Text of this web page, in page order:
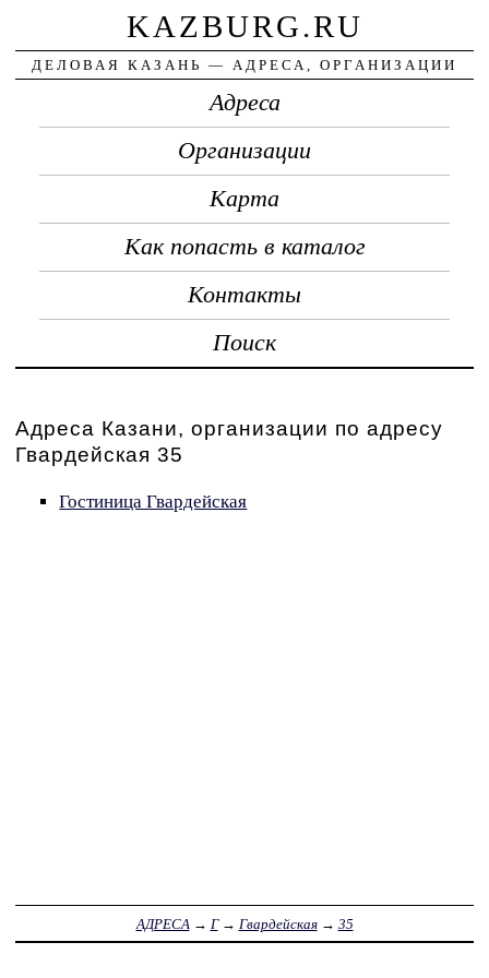
KAZBURG.RU
ДЕЛОВАЯ КАЗАНЬ — АДРЕСА, ОРГАНИЗАЦИИ
Адреса
Организации
Карта
Как попасть в каталог
Контакты
Поиск
Адреса Казани, организации по адресу
Гвардейская 35
Гостиница Гвардейская
АДРЕСА → Г→ Гвардейская→ 35